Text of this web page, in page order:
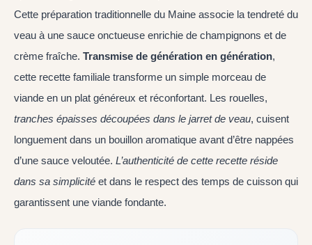
Cette préparation traditionnelle du Maine associe la tendreté du
veau à une sauce onctueuse enrichie de champignons et de
crème fraîche. Transmise de génération en génération,
cette recette familiale transforme un simple morceau de
viande en un plat généreux et réconfortant. Les rouelles,
tranches épaisses découpées dans le jarret de veau, cuisent
longuement dans un bouillon aromatique avant d’être nappées
d’une sauce veloutée. L’authenticité de cette recette réside
dans sa simplicité et dans le respect des temps de cuisson qui
garantissent une viande fondante.